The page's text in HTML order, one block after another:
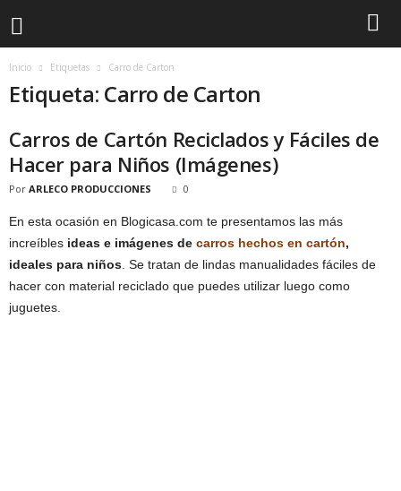
Inicio Etiquetas Carro de Carton
Etiqueta: Carro de Carton
Carros de Cartón Reciclados y Fáciles de
Hacer para Niños (Imágenes)
Por ARLECO PRODUCCIONES 0
En esta ocasión en Blogicasa.com te presentamos las más
increíbles ideas e imágenes de carros hechos en cartón,
ideales para niños . Se tratan de lindas manualidades fáciles de
hacer con material reciclado que puedes utilizar luego como
juguetes.